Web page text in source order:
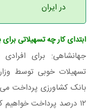
در ایران
ابتدای کار چه تسهیلاتی برای
جهانشاهی: برای
تسهیلات خوبی توسط
۱۲ درصد پرداخت